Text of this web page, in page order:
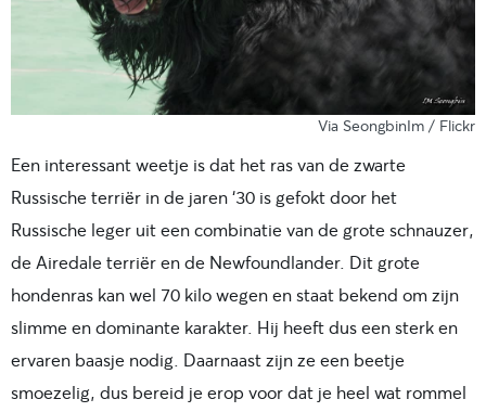
Via SeongbinIm / Flickr
Een interessant weetje is dat het ras van de zwarte
Russische terriër in de jaren ‘30 is gefokt door het
Russische leger uit een combinatie van de grote schnauzer,
de Airedale terriër en de Newfoundlander. Dit grote
hondenras kan wel 70 kilo wegen en staat bekend om zijn
slimme en dominante karakter. Hij heeft dus een sterk en
ervaren baasje nodig. Daarnaast zijn ze een beetje
smoezelig, dus bereid je erop voor dat je heel wat rommel